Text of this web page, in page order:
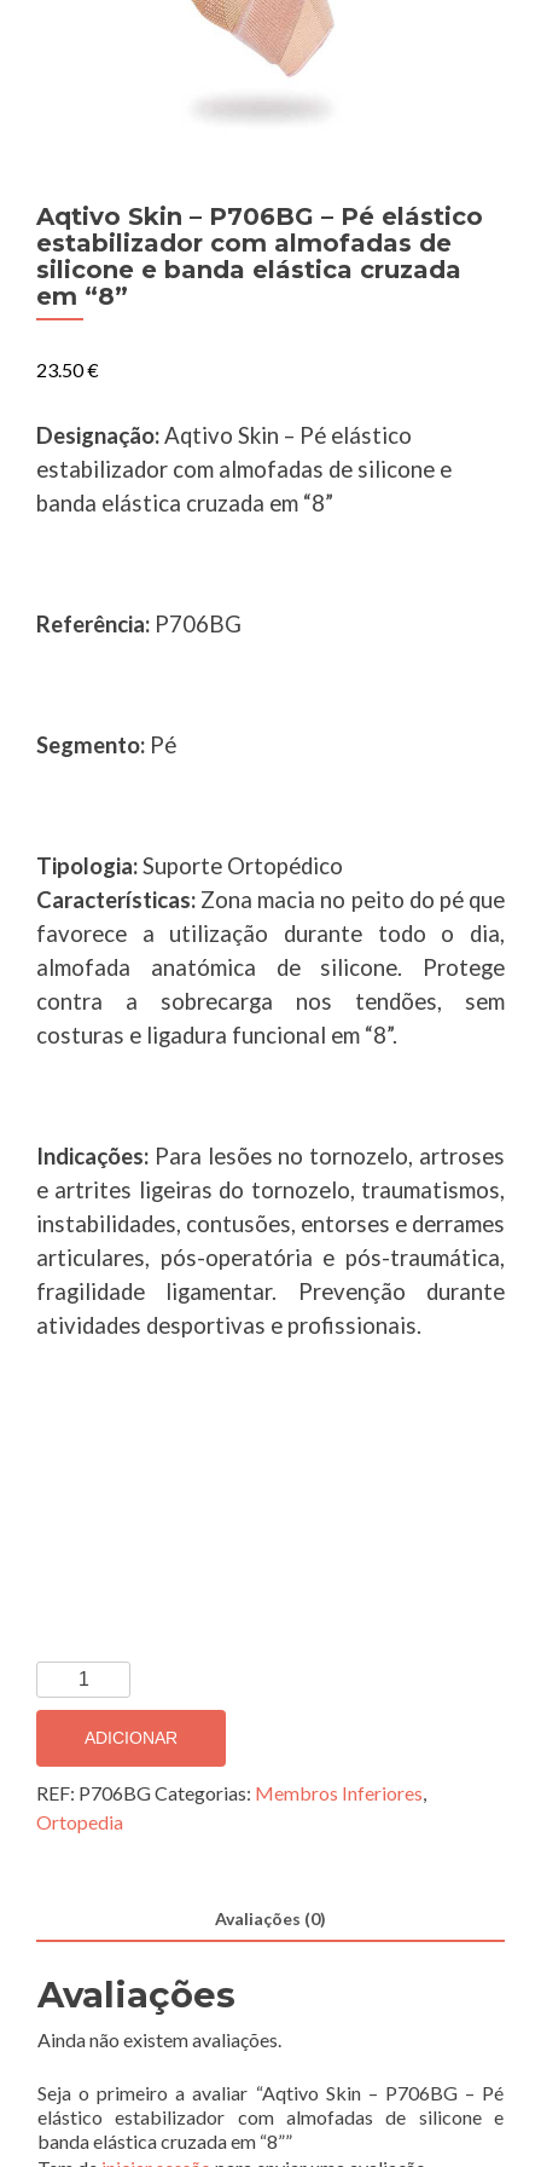
Aqtivo Skin – P706BG – Pé elástico
estabilizador com almofadas de
silicone e banda elástica cruzada
em “8”
23.50€
Designação:Aqtivo Skin – Pé elástico
estabilizador com almofadas de silicone e
banda elástica cruzada em “8”
Referência: P706BG
Segmento: Pé
Tipologia:Suporte Ortopédico
Características: Zona macia no peito do pé que
favorece a utilização durante todo o dia,
almofada anatómica de silicone. Protege
contra a sobrecarga nos tendões, sem
costuras e ligadura funcional em “8”.
Indicações: Para lesões no tornozelo, artroses
e artrites ligeiras do tornozelo, traumatismos,
instabilidades, contusões, entorses e derrames
articulares, pós-operatória e pós-traumática,
fragilidade ligamentar. Prevenção durante
atividades desportivas e profissionais.
Quantidade
de
Aqtivo
Skin
-
P706BG
estabilizador
almofadas
silicone
banda
elástica
ADICIONAR
REF: P706BGCategorias: Membros Inferiores,
Ortopedia
Avaliações (0)
Avaliações
Ainda não existem avaliações.
Seja o primeiro a avaliar “Aqtivo Skin – P706BG – Pé
elástico estabilizador com almofadas de silicone e
banda elástica cruzada em “8””